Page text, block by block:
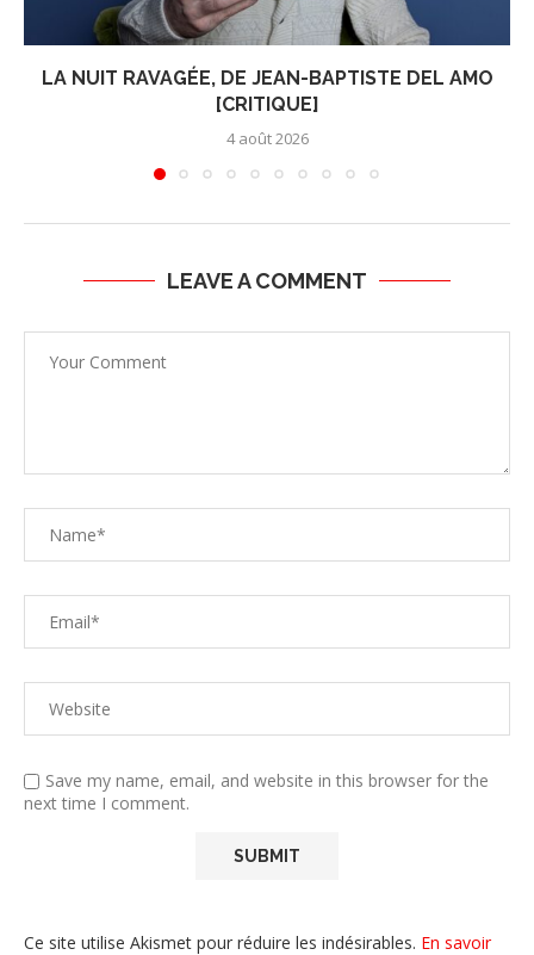
LA NUIT RAVAGÉE, DE JEAN-BAPTISTE DEL AMO
[CRITIQUE]
4 août 2026
LEAVE A COMMENT
Save my name, email, and website in this browser for the
next time I comment.
Ce site utilise Akismet pour réduire les indésirables. En savoir